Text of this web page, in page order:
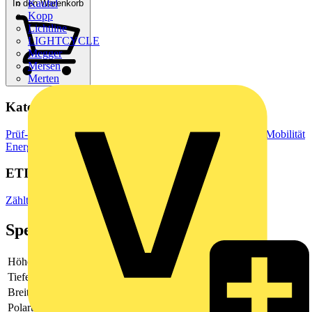
Kaufel
Kopp
Lichtline
LIGHTCYCLE
Megger
Mersen
Merten
In den Warenkorb
Kategorien
Prüf- & MessgeräteMultimeter
Erneuerbare Energien & E-Mobilität
Energiemonitoring
ETIM Group
Zähltechnik
Spezifikationen
Höhe
Tiefe
Breite
Polart